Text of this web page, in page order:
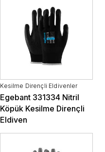
Kesilme Dirençli Eldivenler
Egebant 331334 Nitril
Köpük Kesilme Dirençli
Eldiven